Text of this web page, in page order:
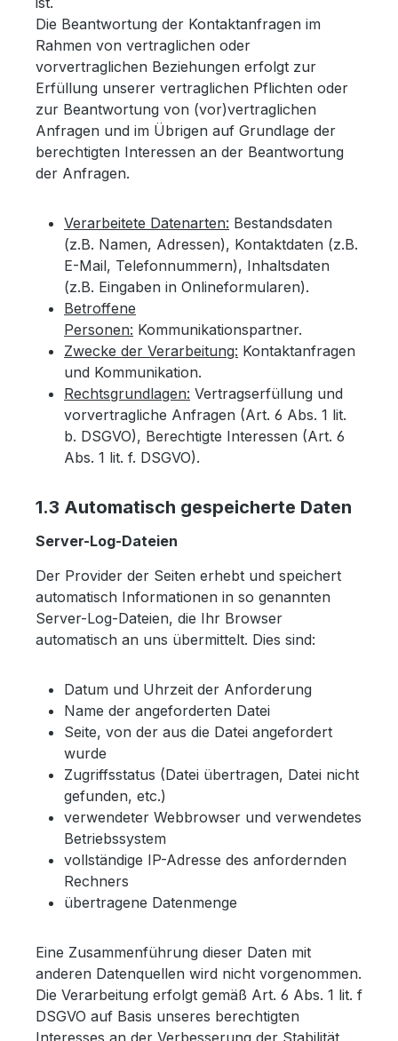
Die Beantwortung der Kontaktanfragen im
Rahmen von vertraglichen oder
vorvertraglichen Beziehungen erfolgt zur
Erfüllung unserer vertraglichen Pflichten oder
zur Beantwortung von (vor)vertraglichen
Anfragen und im Übrigen auf Grundlage der
berechtigten Interessen an der Beantwortung
der Anfragen.
Verarbeitete Datenarten: Bestandsdaten
(z.B. Namen, Adressen), Kontaktdaten (z.B.
E-Mail, Telefonnummern), Inhaltsdaten
(z.B. Eingaben in Onlineformularen).
Betroffene
Personen: Kommunikationspartner.
Zwecke der Verarbeitung: Kontaktanfragen
und Kommunikation.
Rechtsgrundlagen: Vertragserfüllung und
vorvertragliche Anfragen (Art. 6 Abs. 1 lit.
b. DSGVO), Berechtigte Interessen (Art. 6
Abs. 1 lit. f. DSGVO).
1.3 Automatisch gespeicherte Daten
Server-Log-Dateien
Der Provider der Seiten erhebt und speichert
automatisch Informationen in so genannten
Server-Log-Dateien, die Ihr Browser
automatisch an uns übermittelt. Dies sind:
Datum und Uhrzeit der Anforderung
Name der angeforderten Datei
Seite, von der aus die Datei angefordert
wurde
Zugriffsstatus (Datei übertragen, Datei nicht
gefunden, etc.)
verwendeter Webbrowser und verwendetes
Betriebssystem
vollständige IP-Adresse des anfordernden
Rechners
übertragene Datenmenge
Eine Zusammenführung dieser Daten mit
anderen Datenquellen wird nicht vorgenommen.
Die Verarbeitung erfolgt gemäß Art. 6 Abs. 1 lit. f
DSGVO auf Basis unseres berechtigten
Interesses an der Verbesserung der Stabilität